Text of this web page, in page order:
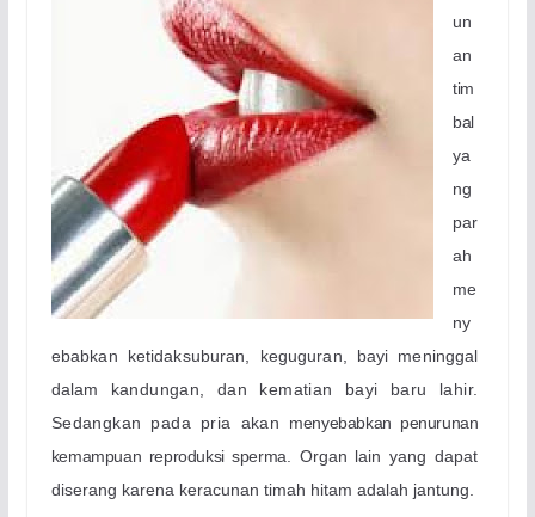
un
an
tim
bal
ya
ng
par
ah
me
ny
ebabkan ketidaksuburan, keguguran, bayi meninggal
dalam kandungan, dan kematian bayi baru lahir.
Sedangkan pada pria akan menyebabkan penurunan
kemampuan reproduksi sperma.
Organ lain yang dapat
diserang karena keracunan timah hitam adalah jantung.